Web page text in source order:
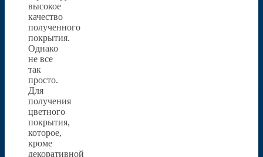
высокое
качество
полученного
покрытия.
Однако
не все
так
просто.
Для
получения
цветного
покрытия,
которое,
кроме
декоративной